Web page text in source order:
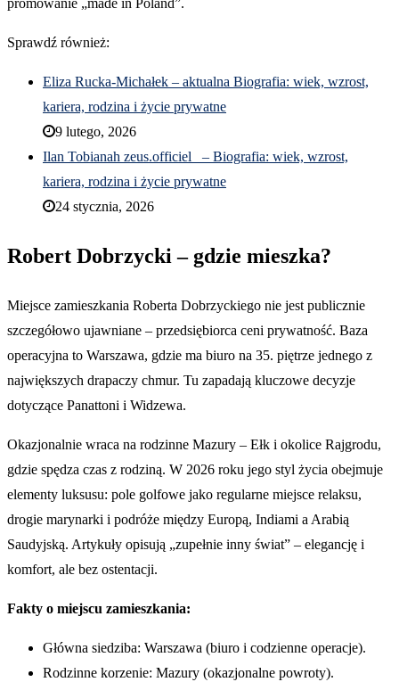
promowanie „made in Poland”.
Sprawdź również:
Eliza Rucka-Michałek – aktualna Biografia: wiek, wzrost,
kariera, rodzina i życie prywatne
9 lutego, 2026
Ilan Tobianah zeus.officiel_ – Biografia: wiek, wzrost,
kariera, rodzina i życie prywatne
24 stycznia, 2026
Robert Dobrzycki – gdzie mieszka?
Miejsce zamieszkania Roberta Dobrzyckiego nie jest publicznie
szczegółowo ujawniane – przedsiębiorca ceni prywatność. Baza
operacyjna to Warszawa, gdzie ma biuro na 35. piętrze jednego z
największych drapaczy chmur. Tu zapadają kluczowe decyzje
dotyczące Panattoni i Widzewa.
Okazjonalnie wraca na rodzinne Mazury – Ełk i okolice Rajgrodu,
gdzie spędza czas z rodziną. W 2026 roku jego styl życia obejmuje
elementy luksusu: pole golfowe jako regularne miejsce relaksu,
drogie marynarki i podróże między Europą, Indiami a Arabią
Saudyjską. Artykuły opisują „zupełnie inny świat” – elegancję i
komfort, ale bez ostentacji.
Fakty o miejscu zamieszkania:
Główna siedziba: Warszawa (biuro i codzienne operacje).
Rodzinne korzenie: Mazury (okazjonalne powroty).